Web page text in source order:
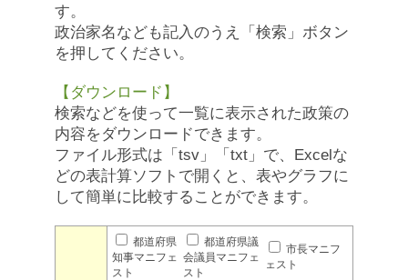
す。
政治家名なども記入のうえ「検索」ボタン
を押してください。
【ダウンロード】
検索などを使って一覧に表示された政策の
内容をダウンロードできます。
ファイル形式は「tsv」「txt」で、Excelな
どの表計算ソフトで開くと、表やグラフに
して簡単に比較することができます。
都道府県
知事マニフェ
スト
都道府県議
会議員マニフェ
スト
市長マニフ
ェスト